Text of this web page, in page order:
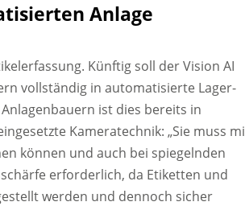
Anlage
Künftig soll der Vision AI
vollständig in automatisierte Lager-
ist dies bereits in
Kameratechnik: „Sie muss
können und auch bei spiegelnden
erforderlich, da Etiketten und
werden und dennoch sicher